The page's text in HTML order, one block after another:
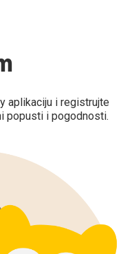
aplikaciju i registrujte
popusti i pogodnosti.